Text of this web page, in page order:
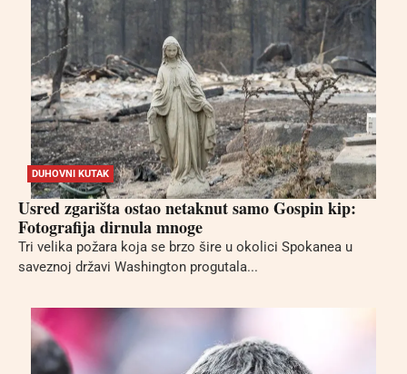
DUHOVNI KUTAK
Usred zgarišta ostao netaknut samo Gospin kip:
Fotografija dirnula mnoge
Tri velika požara koja se brzo šire u okolici Spokanea u
saveznoj državi Washington progutala...